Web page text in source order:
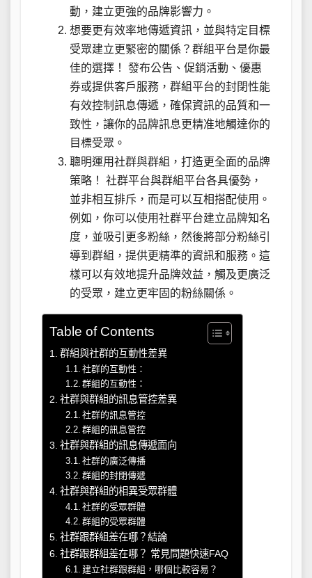
動，建立更強的品牌影響力。
想要更有效率地傳遞資訊，並與特定目標
受眾建立更緊密的關係？群組平台是你最
佳的選擇！ 發布公告、促銷活動、優惠
券或提供客戶服務，群組平台的封閉性能
有效控制訊息傳遞，確保資訊的品質和一
致性，讓你的品牌訊息更精准地觸達你的
目標受眾。
聰明運用社群與群組，打造更全面的品牌
策略！ 社群平台與群組平台各具優勢，
並非相互排斥，而是可以互相搭配使用。
例如，你可以使用社群平台建立品牌知名
度，並吸引更多粉絲，然後將部分粉絲引
導到群組，提供更精準的資訊和服務。這
樣可以有效地提升品牌效益，觸及更廣泛
的受眾，建立更牢固的粉絲關係。
Table of Contents
群組與社群的互動性差異
社群的互動性：
群組的互動性：
社群與群組的訊息管控差異
社群的訊息管控
群組的訊息管控
社群與群組的訊息傳遞面向
社群的廣泛傳播
群組的封閉傳遞
社群與群組的相異受眾群體
社群的受眾群體
群組的受眾群體
社群跟群組差在哪？結論
社群跟群組差在哪？ 常見問題快速FAQ
建立社群跟群組，哪個比較容易？